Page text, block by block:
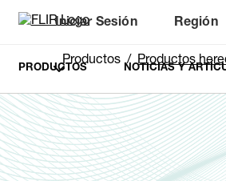
Iniciar Sesión Región
PRODUCTOS NOTICIAS Y
Productos Productos